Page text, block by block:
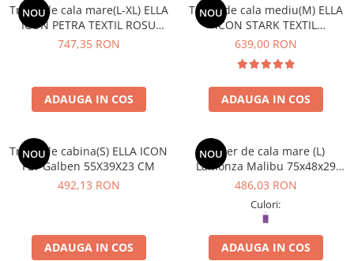
NOU
Troler de cala mare(L-XL) ELLA
ICON PETRA TEXTIL ROSU
79X46X30 CM
747,35 RON
ADAUGA IN COS
NOU
Troler de cala mediu(M) ELLA
ICON STARK TEXTIL
BLEUMARIN 69X42X27 CM
639,00 RON
ADAUGA IN COS
NOU
Troler de cabina(S) ELLA ICON
FLY Galben 55X39X23 CM
492,13 RON
ADAUGA IN COS
NOU
Troler de cala mare (L)
Lamonza Malibu 75x48x29
cm, mov
486,03 RON
Culori:
ADAUGA IN COS